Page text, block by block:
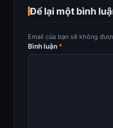
Để lại một bình
Email của bạn sẽ không
Bình luận *